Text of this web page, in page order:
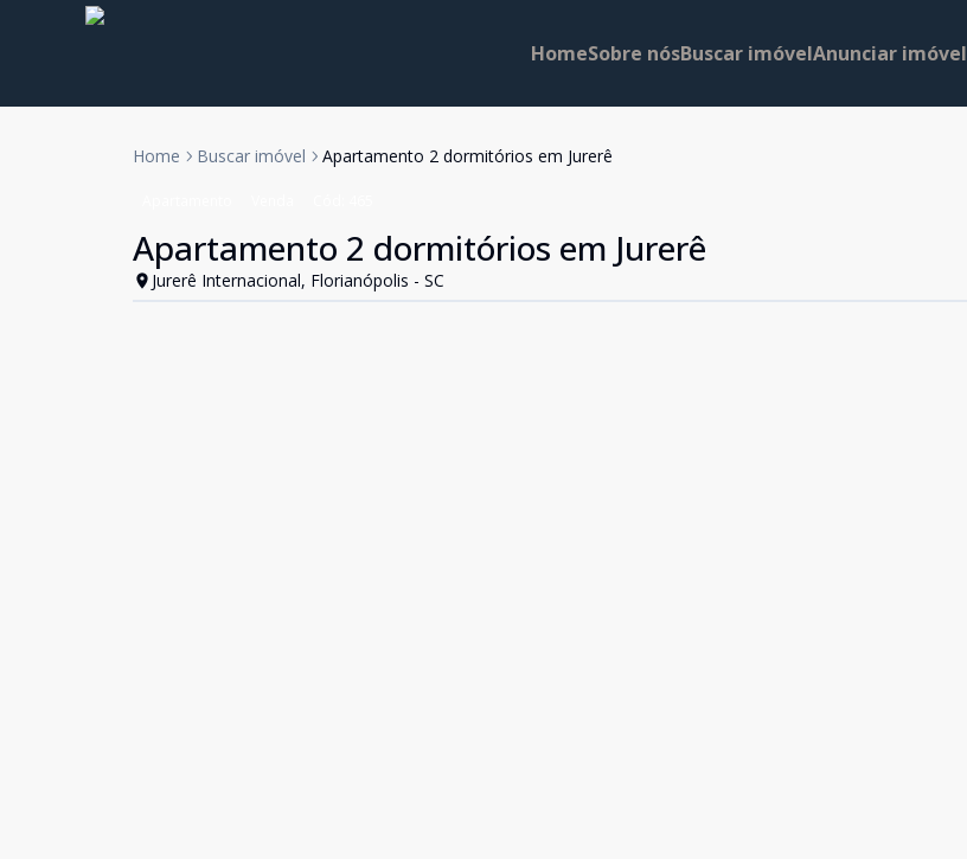
HomeSobre nósBuscar imóvelAnunciar imóvel
Home Buscar imóvel Apartamento 2 dormitórios em Jurerê
Apartamento 2 dormitórios em Jurerê
Jurerê Internacional, Florianópolis - SC